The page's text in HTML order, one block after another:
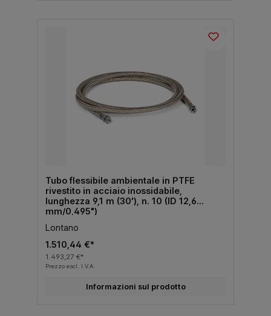
Tubo flessibile ambientale in PTFE
rivestito in acciaio inossidabile,
lunghezza 9,1 m (30'), n. 10 (ID 12,6
mm/0,495")
Lontano
1.510,44 €*
1.493,27 €*
Prezzo escl. I.V.A.
Informazioni sul prodotto